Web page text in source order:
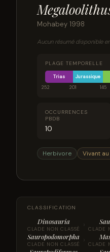
Mohabey 1998
Aucun résumé disponible
PLAGE TEMPORELLE
Trias Jurassique
252
201 145
OCCURRENCES
PBDB
10
Herbivore Vivant
CLASSIFICATION
Dinosauria
CLADE NON CLASSÉ › CLADE
Sauropodomorpha
CLADE NON CLASSÉ › CLADE